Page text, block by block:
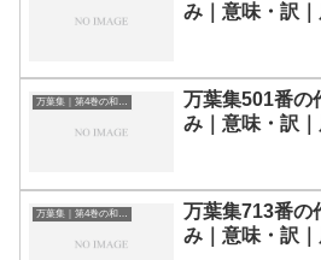
み｜意味・訳
万葉集｜第4巻の和歌一覧
万葉集501番の
み｜意味・訳
万葉集713番の
み｜意味・訳